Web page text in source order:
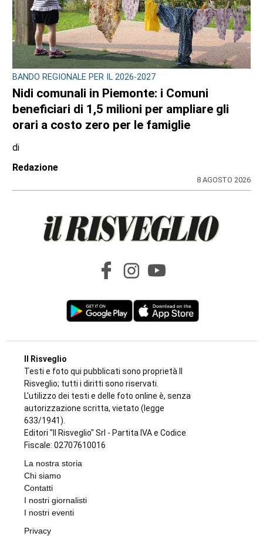
BANDO REGIONALE PER IL 2026-2027
Nidi comunali in Piemonte: i Comuni
beneficiari di 1,5 milioni per ampliare gli
orari a costo zero per le famiglie
di
Redazione
8 AGOSTO 2026
Il Risveglio
Testi e foto qui pubblicati sono proprietà Il
Risveglio; tutti i diritti sono riservati.
L'utilizzo dei testi e delle foto online è, senza
autorizzazione scritta, vietato (legge
633/1941).
Editori "Il Risveglio" Srl - Partita IVA e Codice
Fiscale: 02707610016
La nostra storia
Chi siamo
Contatti
I nostri giornalisti
I nostri eventi
Privacy